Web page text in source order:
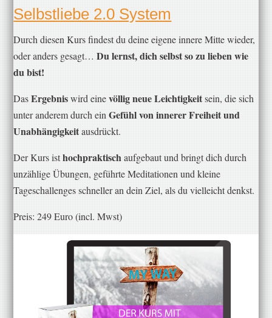
​Selbstliebe 2.0 System
​Durch diesen Kurs findest du deine eigene innere Mitte wieder,
oder anders gesagt…Du lernst, dich selbst so zu lieben wie
du bist!
DasErgebniswird einevöllig neue Leichtigkeitsein, die sich
unter anderem durch einGefühl von innerer Freiheit und
Unabhängigkeitausdrückt.
Der Kurs isthochpraktischaufgebaut und bringt dich durch
unzählige Übungen, geführte Meditationen und kleine
Tageschallenges schneller an dein Ziel, als du vielleicht denkst.
Preis: ​249 Euro (incl. Mwst)